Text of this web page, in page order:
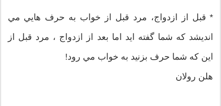
* قبل از ازدواج، مرد قبل از خواب به حرف هايي مي
انديشد که شما گفته ايد اما بعد از ازدواج ، مرد قبل از
اين که شما حرف بزنيد به خواب مي رود!
هلن رولان